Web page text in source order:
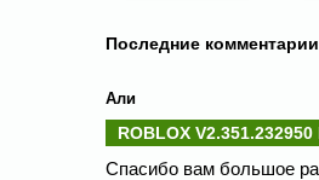
Последние комментарии
Али
ROBLOX
Спасибо вам большое